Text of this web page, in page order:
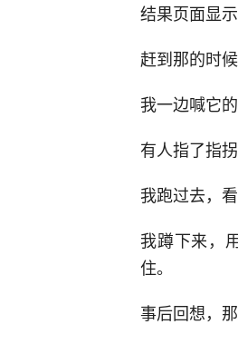
结果页面显
赶到那的时
我一边喊它
有人指了指
我跑过去，
我蹲下来，
住。
事后回想，